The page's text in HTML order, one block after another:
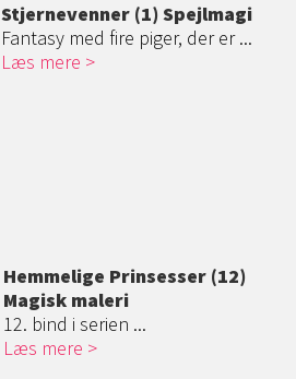
Stjernevenner (1) Spejlmagi
Fantasy med fire piger, der er ...
Læs mere
Hemmelige Prinsesser (12)
Magisk maleri
12. bind i serien ...
Læs mere